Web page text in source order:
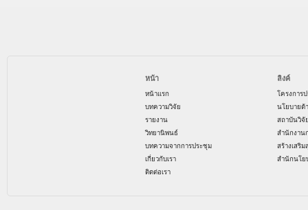
หน้า
หน้าแรก
บทความวิจัย
รายงาน
วิทยานิพนธ์
บทความจากการประชุม
เกี่ยวกับเรา
ติดต่อเรา
ลิงค์
โครงการ
นโยบายด้
สถาบันวิจั
สำนักงาน
สร้างเสริ
สำนักนโย